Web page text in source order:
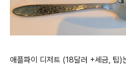
애플파이 디저트 (18달러 +세금, 팁)